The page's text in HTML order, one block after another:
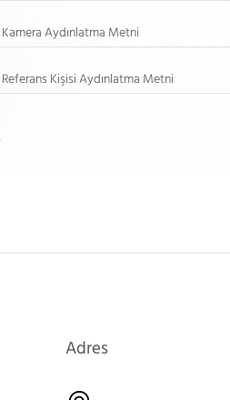
Kamera Aydınlatma Metni
Referans Kişisi Aydınlatma Metni
Adres